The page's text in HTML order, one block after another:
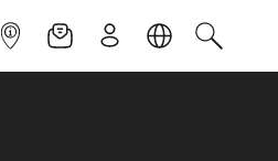
INFOPOINTNEWSLETTER
ISCRIVITILINGUACERCA